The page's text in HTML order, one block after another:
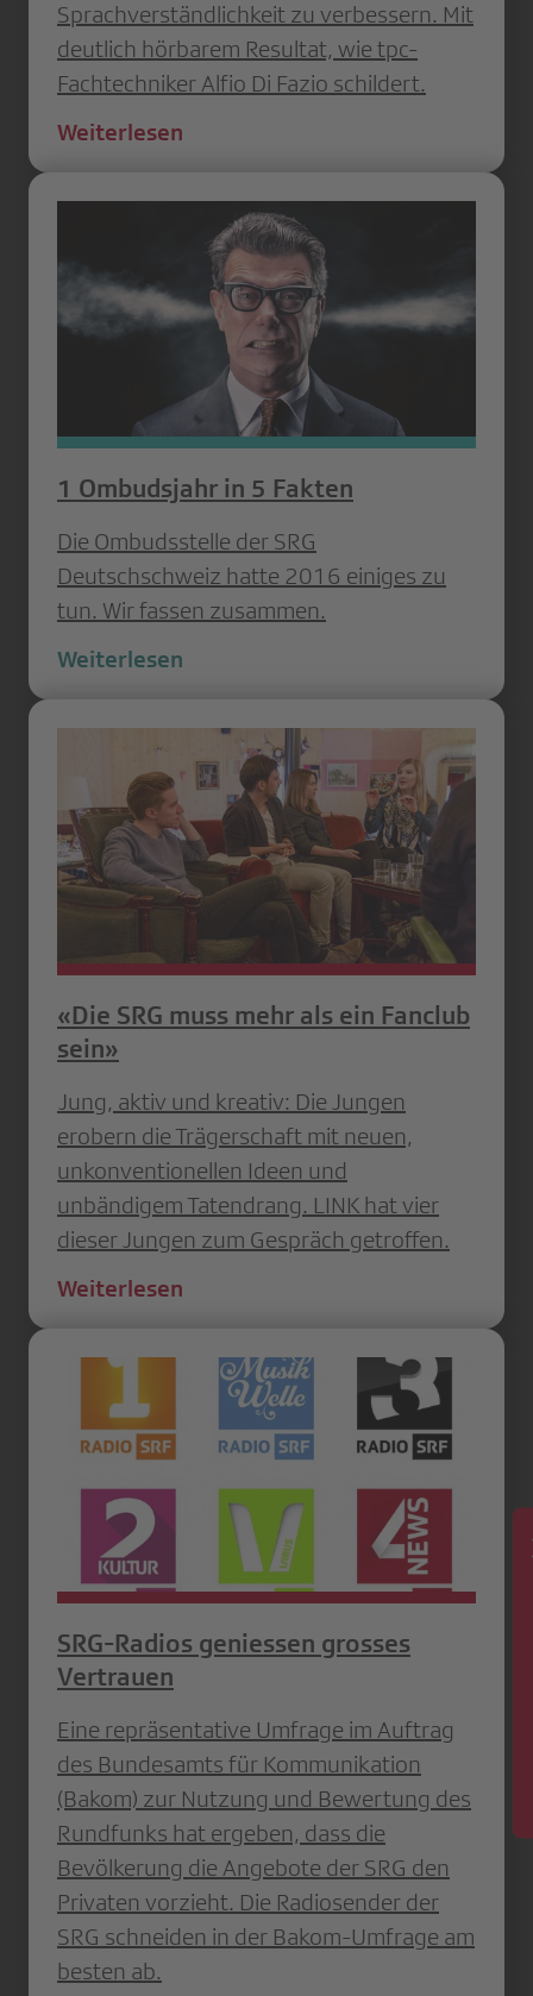
Sprachverständlichkeit zu verbessern. Mit
deutlich hörbarem Resultat, wie tpc-
Fachtechniker Alfio Di Fazio schildert.
Weiterlesen
1 Ombudsjahr in 5 Fakten
Die Ombudsstelle der SRG
Deutschschweiz hatte 2016 einiges zu
tun. Wir fassen zusammen.
Weiterlesen
«Die SRG muss mehr als ein Fanclub
sein»
Jung, aktiv und kreativ: Die Jungen
erobern die Trägerschaft mit neuen,
unkonventionellen Ideen und
unbändigem Tatendrang. LINK hat vier
dieser Jungen zum Gespräch getroffen.
Weiterlesen
SRG-Radios geniessen grosses
Vertrauen
Eine repräsentative Umfrage im Auftrag
des Bundesamts für Kommunikation
(Bakom) zur Nutzung und Bewertung des
Rundfunks hat ergeben, dass die
Bevölkerung die Angebote der SRG den
Privaten vorzieht. Die Radiosender der
SRG schneiden in der Bakom-Umfrage am
besten ab.